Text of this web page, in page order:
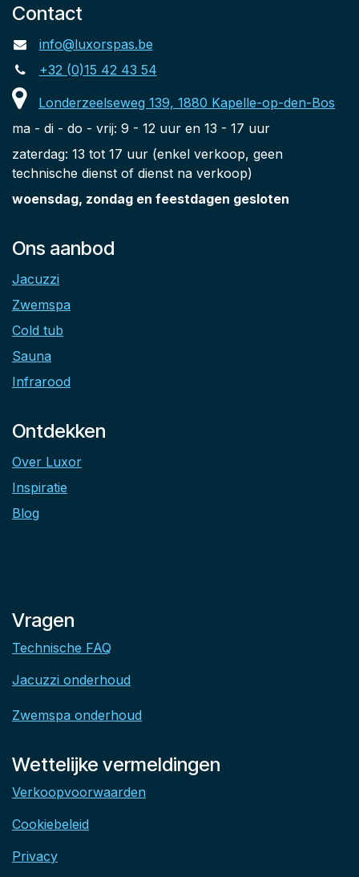
Contact
info@luxorspas.be
+32 (0)15 42 43 54
Londerzeelseweg 139, 1880 Kapelle-op-den-Bos
ma - di - do - vrij: 9 - 12 uur en 13 - 17 uur
zaterdag: 13 tot 17 uur (enkel verkoop, geen
technische dienst of dienst na verkoop)
woensdag, zondag en feestdagen gesloten
Ons aanbod
Jacuzzi
Zwemspa
Cold tub
Sauna
Infrarood
Ontdekken
Over Luxor
Inspiratie
Blog
Vragen
Technische FAQ
Jacuzzi onderhoud
Zwemspa onderhoud
Wettelijke vermeldingen
Verkoopvoorwaarden
Cookiebeleid
Privacy